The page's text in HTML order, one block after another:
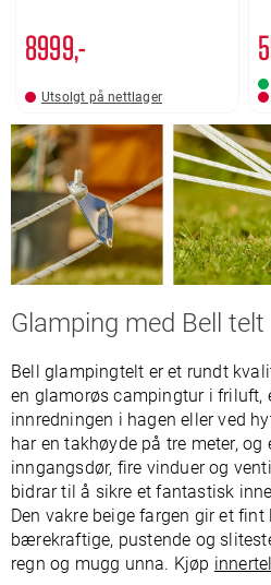
8999,-
Utsolgt på nettlager
Glamping med Bell telt
Bell glampingtelt er et rundt
en glamorøs campingtur i friluft,
innredningen i hagen eller ved
har en takhøyde på tre meter, og
inngangsdør, fire vinduer og
bidrar til å sikre et fantastisk
Den vakre beige fargen gir et
bærekraftige, pustende og
regn og mugg unna. Kjøp